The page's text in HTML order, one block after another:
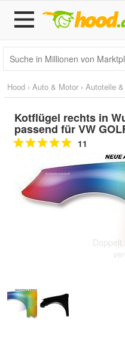
Hood › Auto & Motor › Autoteile
Kotflügel rechts in
passend für VW
11